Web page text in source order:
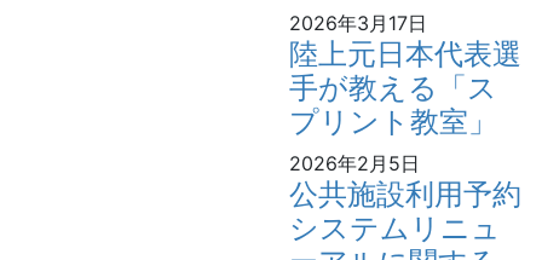
2026年3月17日
陸上元日本代表選
手が教える「ス
プリント教室」
2026年2月5日
公共施設利用予約
システムリニュ